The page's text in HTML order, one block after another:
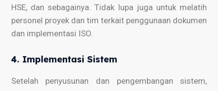
HSE, dan sebagainya. Tidak lupa juga untuk melatih
personel proyek dan tim terkait penggunaan dokumen
dan implementasi ISO.
4. Implementasi Sistem
Setelah penyusunan dan pengembangan sistem,